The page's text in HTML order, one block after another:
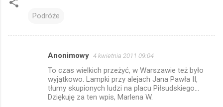
Podróże
Anonimowy 4 kwietnia 2011 09:04
To czas wielkich przeżyć, w Warszawie też było
wyjątkowo. Lampki przy alejach Jana Pawła II,
tłumy skupionych ludzi na placu Piłsudskiego...
Dziękuję za ten wpis, Marlena W.